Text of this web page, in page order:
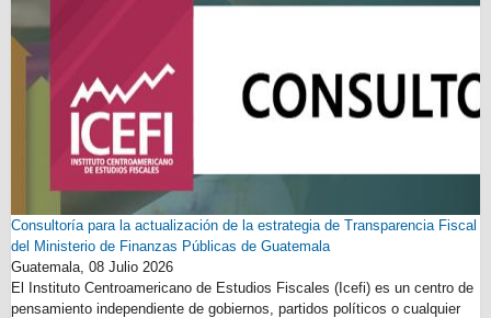
Consultoría para la actualización de la estrategia de Transparencia Fiscal
del Ministerio de Finanzas Públicas de Guatemala
Guatemala, 08 Julio 2026
El Instituto Centroamericano de Estudios Fiscales (Icefi) es un centro de
pensamiento independiente de gobiernos, partidos políticos o cualquier